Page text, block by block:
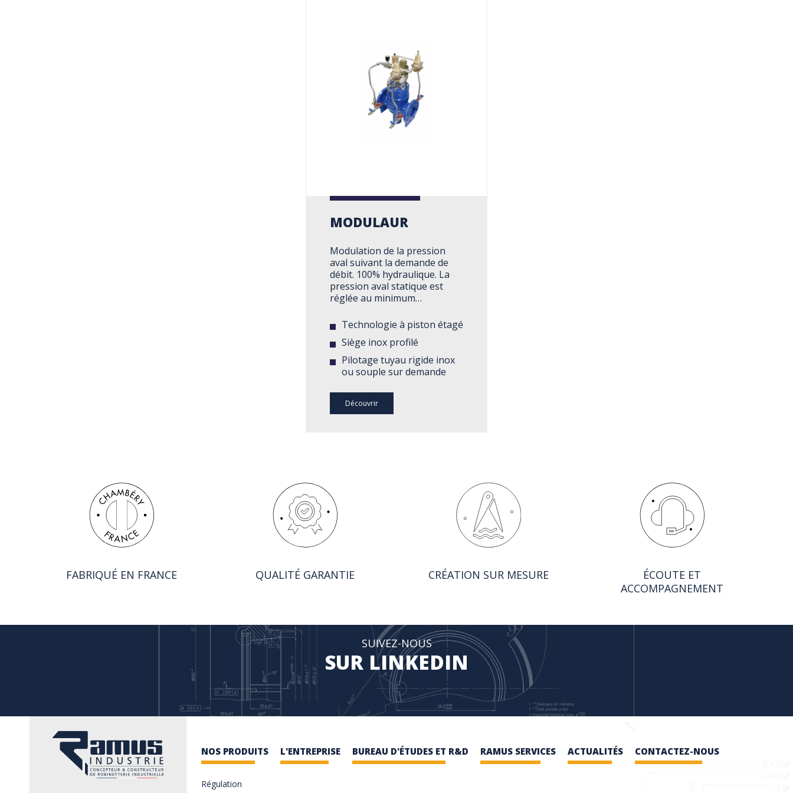
MODULAUR
Modulation de la pression
aval suivant la demande de
débit. 100% hydraulique. La
pression aval statique est
réglée au minimum…
Technologie à piston étagé
Siège inox profilé
Pilotage tuyau rigide inox
ou souple sur demande
Découvrir
FABRIQUÉ EN FRANCE QUALITÉ GARANTIE CRÉATION SUR MESURE
ÉCOUTE ET
ACCOMPAGNEMENT
SUIVEZ-NOUS
SUR LINKEDIN
NOS PRODUITS
Régulation
L'ENTREPRISE BUREAU D'ÉTUDES ET R&D RAMUS SERVICES ACTUALITÉS CONTACTEZ-NOUS